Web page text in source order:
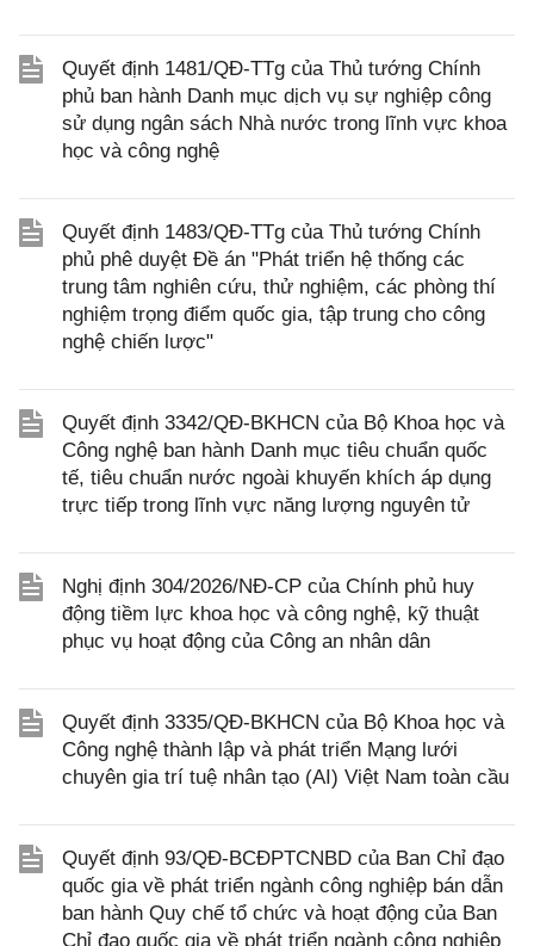
Quyết định 1481/QĐ-TTg của Thủ tướng Chính
phủ ban hành Danh mục dịch vụ sự nghiệp công
sử dụng ngân sách Nhà nước trong lĩnh vực khoa
học và công nghệ
Quyết định 1483/QĐ-TTg của Thủ tướng Chính
phủ phê duyệt Đề án "Phát triển hệ thống các
trung tâm nghiên cứu, thử nghiệm, các phòng thí
nghiệm trọng điểm quốc gia, tập trung cho công
nghệ chiến lược"
Quyết định 3342/QĐ-BKHCN của Bộ Khoa học và
Công nghệ ban hành Danh mục tiêu chuẩn quốc
tế, tiêu chuẩn nước ngoài khuyến khích áp dụng
trực tiếp trong lĩnh vực năng lượng nguyên tử
Nghị định 304/2026/NĐ-CP của Chính phủ huy
động tiềm lực khoa học và công nghệ, kỹ thuật
phục vụ hoạt động của Công an nhân dân
Quyết định 3335/QĐ-BKHCN của Bộ Khoa học và
Công nghệ thành lập và phát triển Mạng lưới
chuyên gia trí tuệ nhân tạo (AI) Việt Nam toàn cầu
Quyết định 93/QĐ-BCĐPTCNBD của Ban Chỉ đạo
quốc gia về phát triển ngành công nghiệp bán dẫn
ban hành Quy chế tổ chức và hoạt động của Ban
Chỉ đạo quốc gia về phát triển ngành công nghiệp